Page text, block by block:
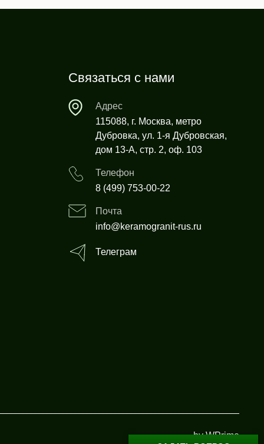
Связаться с нами
Адрес
115088, г. Москва, метро
Дубровка, ул. 1-я Дубровская,
дом 13-А, стр. 2, оф. 103
Телефон
8 (499) 753-00-22
Почта
info@keramogranit-rus.ru
Телеграм
by WPrime